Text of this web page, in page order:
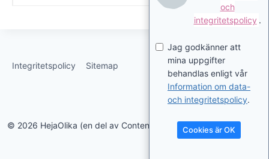
Integritetspolicy Sitemap
© 2026 HejaOlika (en del av Contentverkstan.se)
och
integritetspolicy .
Jag godkänner att
mina uppgifter
behandlas enligt vår
Information om data-
och integritetspolicy.
Cookies är OK